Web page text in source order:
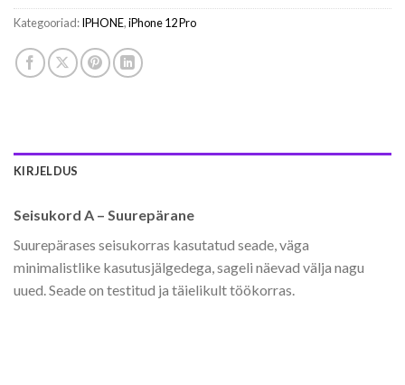
Kategooriad:IPHONE,iPhone 12 Pro
KIRJELDUS
Seisukord A – Suurepärane
Suurepärases seisukorras kasutatud seade, väga
minimalistlike kasutusjälgedega, sageli näevad välja nagu
uued. Seade on testitud ja täielikult töökorras.